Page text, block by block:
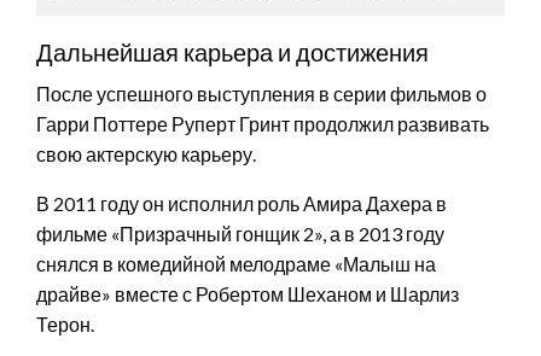
Дальнейшая карьера и достижения
После успешного выступления в серии фильмов о
Гарри Поттере Руперт Гринт продолжил развивать
свою актерскую карьеру.
В 2011 году он исполнил роль Амира Дахера в
фильме «Призрачный гонщик 2», а в 2013 году
снялся в комедийной мелодраме «Малыш на
драйве» вместе с Робертом Шеханом и Шарлиз
Терон.